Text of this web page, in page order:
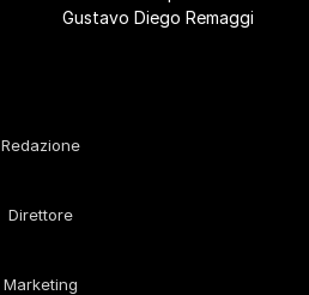
Gustavo Diego Remaggi
Redazione
Direttore
Marketing